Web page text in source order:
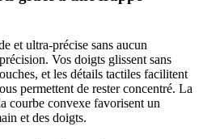
et ultra-précise sans aucun
Vos doigts glissent sans
et les détails tactiles facilitent
permettent de rester concentré. La
courbe convexe favorisent un
et des doigts.